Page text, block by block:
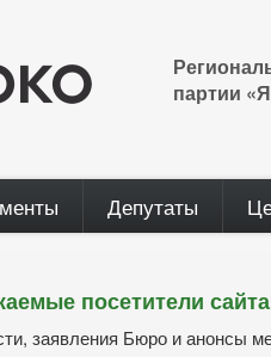
партии
Депутаты
посетители
заявления Бюро и анонсы